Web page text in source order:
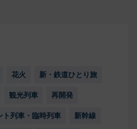
花火 新・鉄道ひとり旅
観光列車 再開発
ト列車・臨時列車 新幹線